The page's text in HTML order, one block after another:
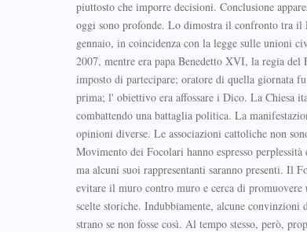
piuttosto che imporre decisioni. Conclusione
oggi sono profonde. Lo dimostra il confronto tra il
gennaio, in coincidenza con la legge sulle unioni
2007, mentre era papa Benedetto XVI, la regia
imposto di partecipare; oratore di quella giornata
prima; l' obiettivo era affossare i Dico. La Chiesa
combattendo una battaglia politica. La
opinioni diverse. Le associazioni cattoliche non
Movimento dei Focolari hanno espresso
ma alcuni suoi rappresentanti saranno presenti. Il
evitare il muro contro muro e cerca di
scelte storiche. Indubbiamente, alcune
strano se non fosse così. Al tempo stesso, però,